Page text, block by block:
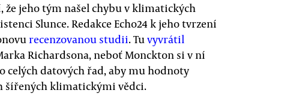
jeho tým našel chybu v klimatických
Slunce. Redakce Echo24 k jeho tvrzení
recenzovanou studii. Tuvyvrátil
Richardsona, neboť Monckton si v ní
celých datových řad, aby mu hodnoty
šířených klimatickými vědci.